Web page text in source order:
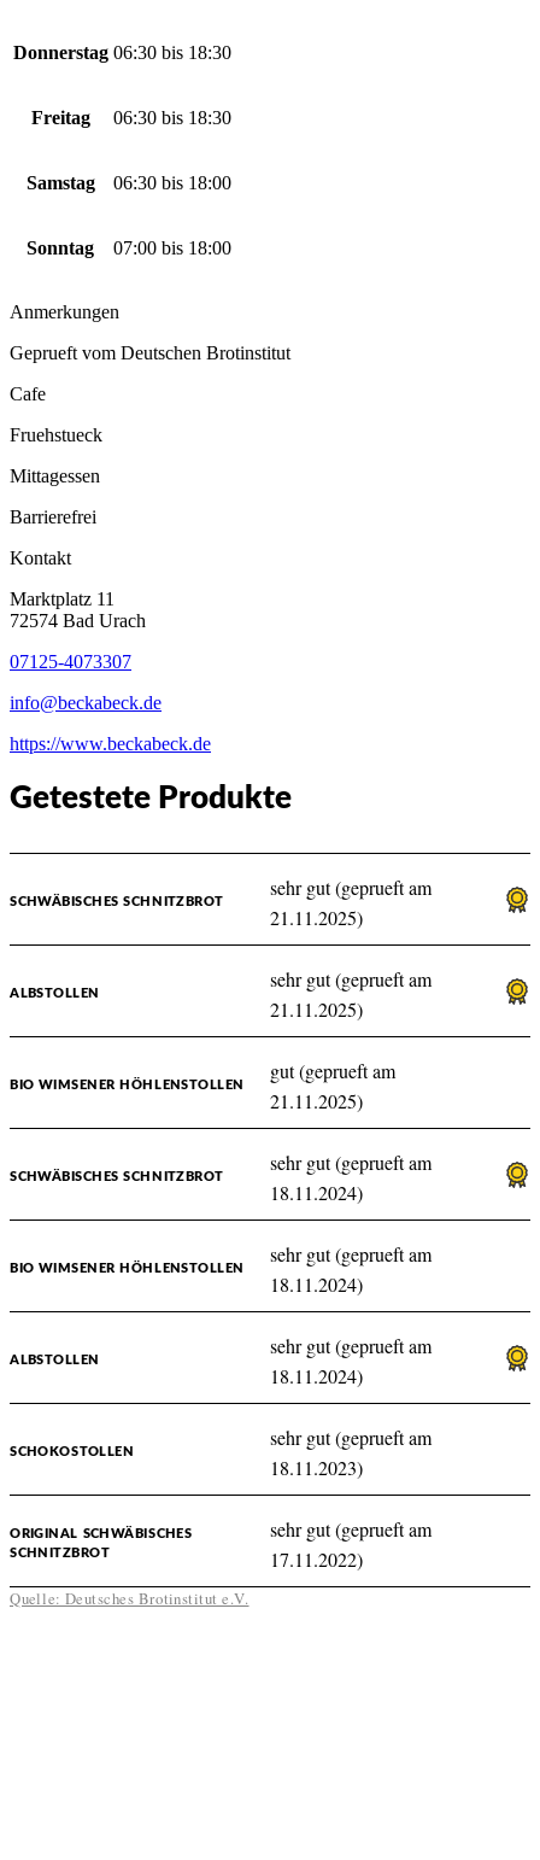
Donnerstag 06:30 bis 18:30
Freitag 06:30 bis 18:30
Samstag 06:30 bis 18:00
Sonntag 07:00 bis 18:00
Anmerkungen
Geprueft vom Deutschen Brotinstitut
Cafe
Fruehstueck
Mittagessen
Barrierefrei
Kontakt
Marktplatz 11
72574 Bad Urach
07125-4073307
info@beckabeck.de
https://www.beckabeck.de
Getestete Produkte
SCHWÄBISCHES SCHNITZBROT
sehr gut (geprueft am
21.11.2025)
ALBSTOLLEN
sehr gut (geprueft am
21.11.2025)
BIO WIMSENER HÖHLENSTOLLEN
gut (geprueft am
21.11.2025)
SCHWÄBISCHES SCHNITZBROT
sehr gut (geprueft am
18.11.2024)
BIO WIMSENER HÖHLENSTOLLEN
sehr gut (geprueft am
18.11.2024)
ALBSTOLLEN
sehr gut (geprueft am
18.11.2024)
SCHOKOSTOLLEN
sehr gut (geprueft am
18.11.2023)
ORIGINAL SCHWÄBISCHES
SCHNITZBROT
sehr gut (geprueft am
17.11.2022)
Quelle: Deutsches Brotinstitut e.V.